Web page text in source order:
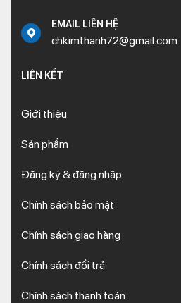
EMAIL LIÊN HỆ
chkimthanh72@gmail.com
LIÊN KẾT
Giới thiệu
Sản phẩm
Đăng ký & đăng nhập
Chính sách bảo mật
Chính sách giao hàng
Chính sách đổi trả
Chính sách thanh toán